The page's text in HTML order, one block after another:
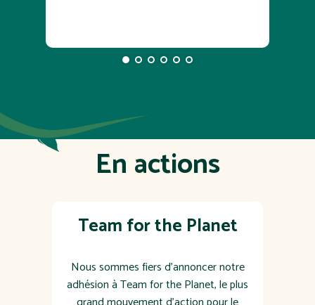
En actions
Team for the Planet
Nous sommes fiers d'annoncer notre
adhésion à Team for the Planet, le plus